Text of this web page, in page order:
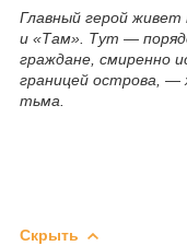
Главный герой
и «Там». Тут —
граждане, смиренно
границей острова, —
тьма.
Скрыть